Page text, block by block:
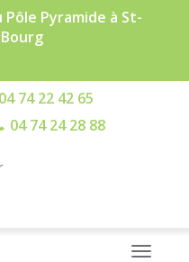
Pyramide à St-
04 74 22 42 65
04 74 24 28 88
Toggle